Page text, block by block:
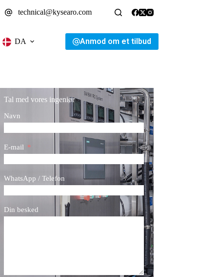
technical@kysearo.com
DA Anmod om et tilbud
Tal med vores ingeniør
Navn
E-mail
WhatsApp / Telefon
Din besked